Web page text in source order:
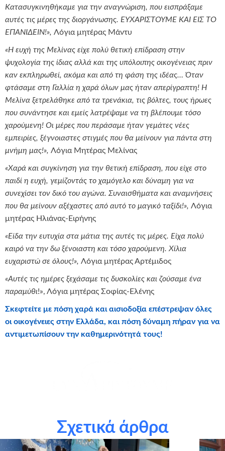
Κατασυγκινηθήκαμε για την αναγνώριση, που εισπράξαμε
αυτές τις μέρες της διοργάνωσης. ΕΥΧΑΡΙΣΤΟΥΜΕ ΚΑΙ ΕΙΣ ΤΟ
ΕΠΑΝΙΔΕΙΝ!», Λόγια μητέρας Μάντυ
«Η ευχή της Μελίνας είχε πολύ θετική επίδραση στην
ψυχολογία της ίδιας αλλά και της υπόλοιπης οικογένειας πριν
καν εκπληρωθεί, ακόμα και από τη φάση της ιδέας… Όταν
φτάσαμε στη Γαλλία η χαρά όλων μας ήταν απερίγραπτη! Η
Μελίνα ξετρελάθηκε από τα τρενάκια, τις βόλτες, τους ήρωες
που συνάντησε και εμείς λατρέψαμε να τη βλέπουμε τόσο
χαρούμενη! Οι μέρες που περάσαμε ήταν γεμάτες νέες
εμπειρίες, ξέγνοιαστες στιγμές που θα μείνουν για πάντα στη
μνήμη μας!», Λόγια Μητέρας Μελίνας
«Χαρά και συγκίνηση για την θετική επίδραση, που είχε στο
παιδί η ευχή, γεμίζοντάς το χαμόγελο και δύναμη για να
συνεχίσει τον δικό του αγώνα. Συναισθήματα και αναμνήσεις
που θα μείνουν αξέχαστες από αυτό το μαγικό ταξίδι!», Λόγια
μητέρας Ηλιάνας-Ειρήνης
«Είδα την ευτυχία στα μάτια της αυτές τις μέρες. Είχα πολύ
καιρό να την δω ξένοιαστη και τόσο χαρούμενη. Χίλια
ευχαριστώ σε όλους!», Λόγια μητέρας Αρτέμιδος
«Αυτές τις ημέρες ξεχάσαμε τις δυσκολίες και ζούσαμε ένα
παραμύθι!», Λόγια μητέρας Σοφίας-Ελένης
Σκεφτείτε με πόση χαρά και αισιοδοξία επέστρεψαν όλες
οι οικογένειες στην Ελλάδα, και πόση δύναμη πήραν για να
αντιμετωπίσουν την καθημερινότητά τους!
Αστέρι της Ευχής και με την υποστήριξή τους εκπληρώσαμε
αυτές τις ευχές!
Σχετικά άρθρα